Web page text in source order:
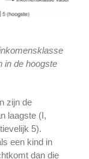
in de hoogste
zijn de
laagste (I,
5).
een kind in
dan die